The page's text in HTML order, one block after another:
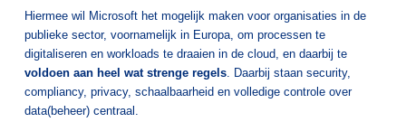
Hiermee wil Microsoft het mogelijk maken voor organisaties in de
publieke sector, voornamelijk in Europa, om processen te
digitaliseren en workloads te draaien in de cloud, en daarbij te
voldoen aan heel wat strenge regels. Daarbij staan security,
compliancy, privacy, schaalbaarheid en volledige controle over
data(beheer) centraal.